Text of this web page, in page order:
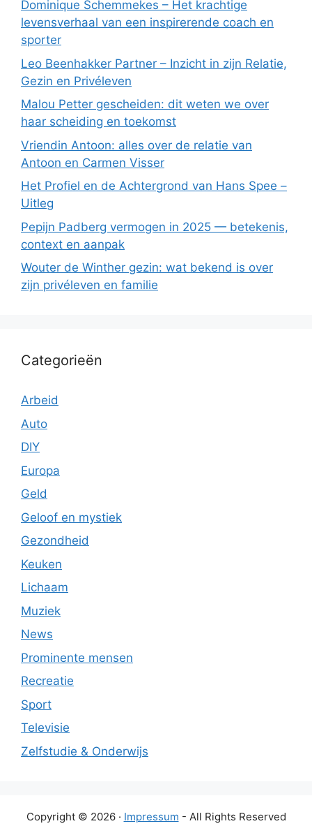
Dominique Schemmekes – Het krachtige
levensverhaal van een inspirerende coach en
sporter
Leo Beenhakker Partner – Inzicht in zijn Relatie,
Gezin en Privéleven
Malou Petter gescheiden: dit weten we over
haar scheiding en toekomst
Vriendin Antoon: alles over de relatie van
Antoon en Carmen Visser
Het Profiel en de Achtergrond van Hans Spee –
Uitleg
Pepijn Padberg vermogen in 2025 — betekenis,
context en aanpak
Wouter de Winther gezin: wat bekend is over
zijn privéleven en familie
Categorieën
Arbeid
Auto
DIY
Europa
Geld
Geloof en mystiek
Gezondheid
Keuken
Lichaam
Muziek
News
Prominente mensen
Recreatie
Sport
Televisie
Zelfstudie & Onderwijs
Copyright © 2026 · Impressum - All Rights Reserved